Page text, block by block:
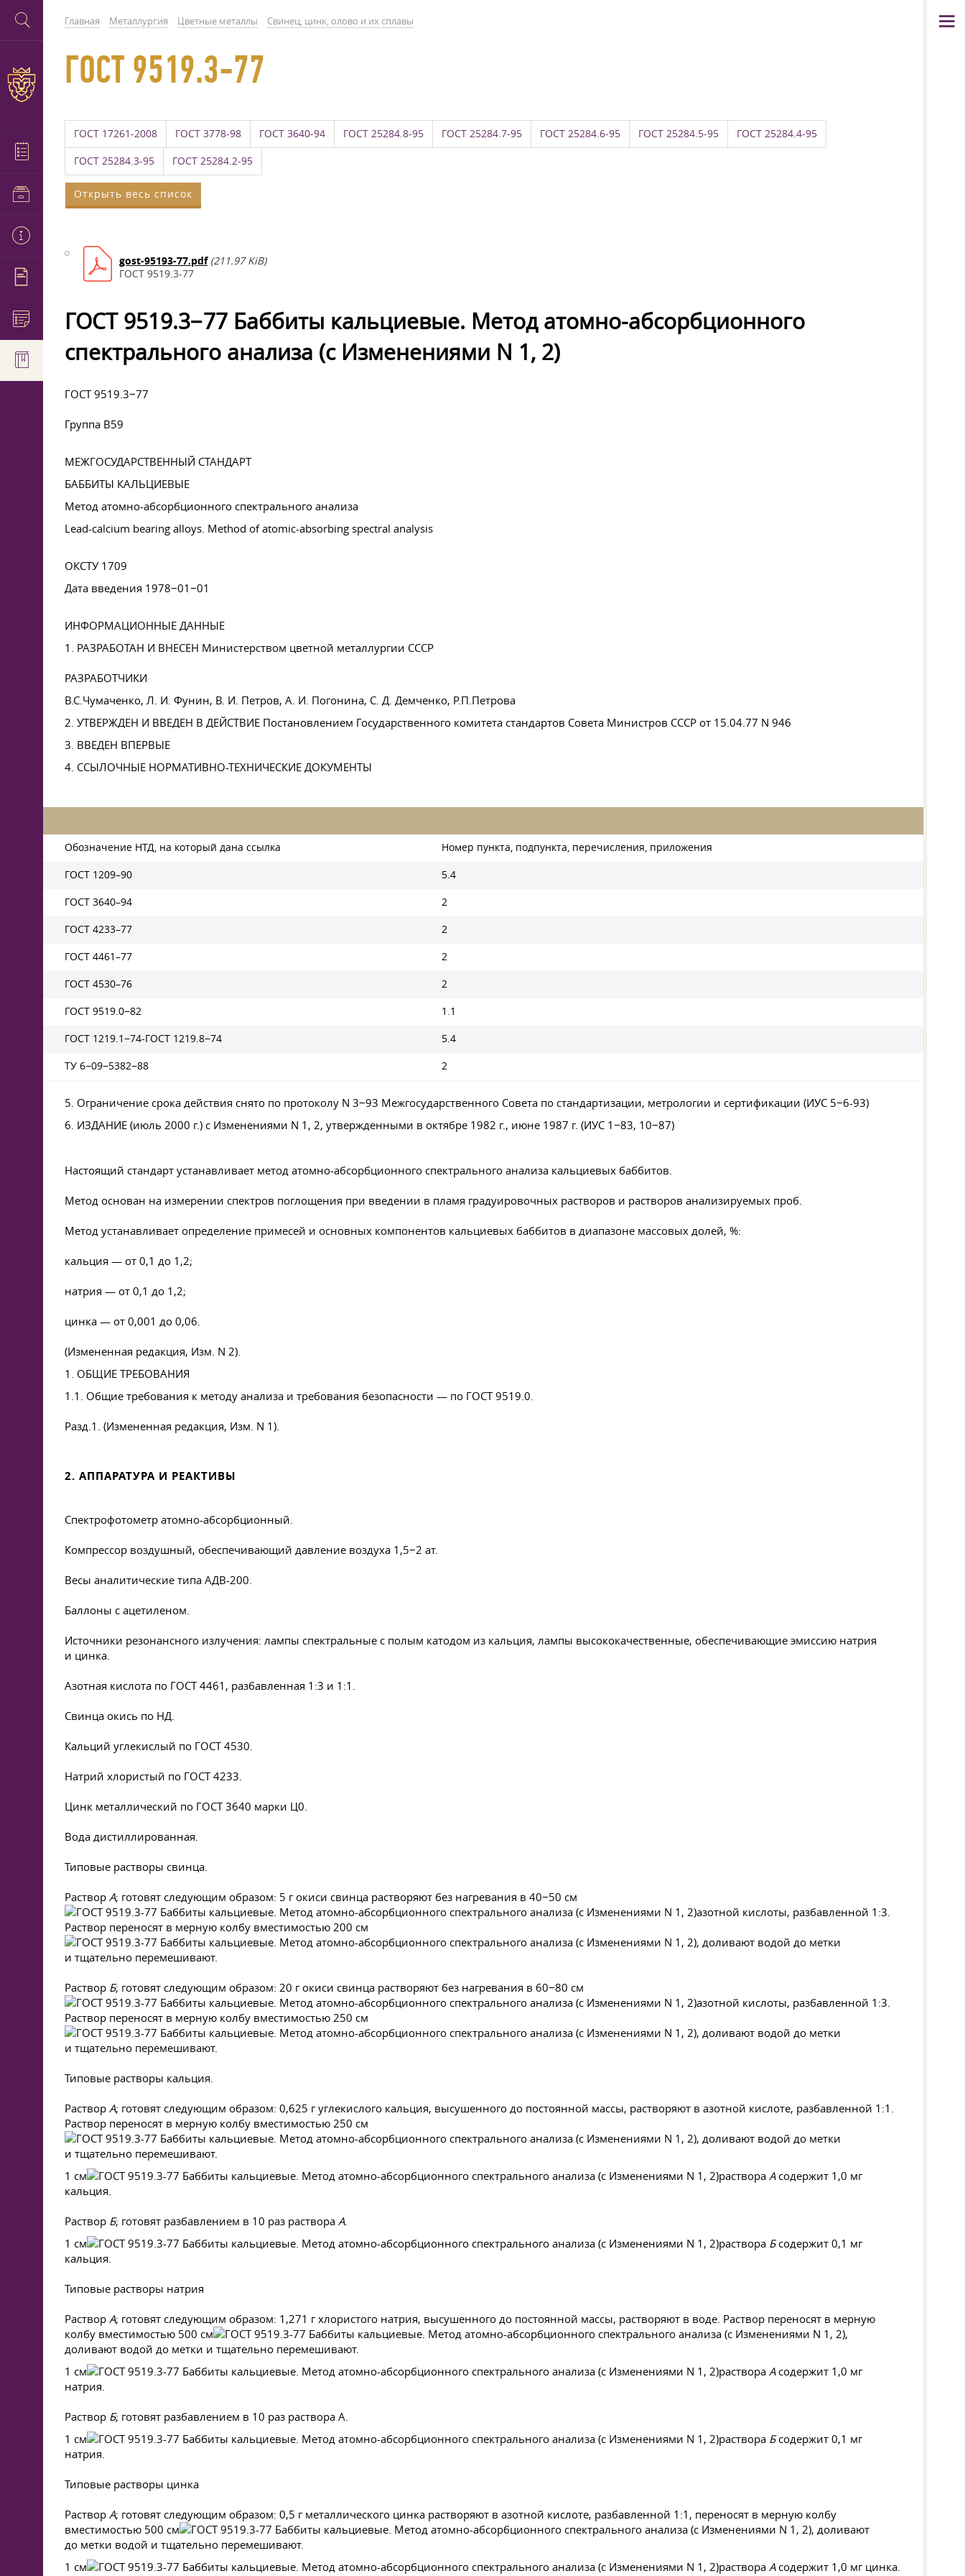
Главная Металлургия Цветные металлы Свинец, цинк, олово и их сплавы
ГОСТ 9519.3-77
ГОСТ 17261-2008 ГОСТ 3778-98 ГОСТ 3640-94 ГОСТ 25284.8-95 ГОСТ 25284.7-95 ГОСТ 25284.6-95 ГОСТ 25284.5-95 ГОСТ 25284.4-95
ГОСТ 25284.3-95 ГОСТ 25284.2-95
Открыть весь список
gost-95193-77.pdf (211.97 KiB)
ГОСТ 9519.3-77
ГОСТ 9519.3−77 Баббиты кальциевые. Метод атомно-абсорбционного
спектрального анализа (с Изменениями N 1, 2)
ГОСТ 9519.3−77
Группа В59
МЕЖГОСУДАРСТВЕННЫЙ СТАНДАРТ
БАББИТЫ КАЛЬЦИЕВЫЕ
Метод атомно-абсорбционного спектрального анализа
Lead-calcium bearing alloys. Method of atomic-absorbing spectral analysis
ОКСТУ 1709
Дата введения 1978−01−01
ИНФОРМАЦИОННЫЕ ДАННЫЕ
1. РАЗРАБОТАН И ВНЕСЕН Министерством цветной металлургии СССР
РАЗРАБОТЧИКИ
B.C.Чумаченко, Л. И. Фунин, В. И. Петров, А. И. Погонина, С. Д. Демченко, Р.П.Петрова
2. УТВЕРЖДЕН И ВВЕДЕН В ДЕЙСТВИЕ Постановлением Государственного комитета стандартов Совета Министров СССР от 15.04.77 N 946
3. ВВЕДЕН ВПЕРВЫЕ
4. ССЫЛОЧНЫЕ НОРМАТИВНО-ТЕХНИЧЕСКИЕ ДОКУМЕНТЫ
Обозначение НТД, на который дана ссылка Номер пункта, подпункта, перечисления, приложения
ГОСТ 1209–90 5.4
ГОСТ 3640–94 2
ГОСТ 4233–77 2
ГОСТ 4461–77 2
ГОСТ 4530–76 2
ГОСТ 9519.0−82 1.1
ГОСТ 1219.1−74-ГОСТ 1219.8−74 5.4
ТУ 6−09−5382−88 2
5. Ограничение срока действия снято по протоколу N 3−93 Межгосударственного Совета по стандартизации, метрологии и сертификации (ИУС 5−6-93)
6. ИЗДАНИЕ (июль 2000 г.) с Изменениями N 1, 2, утвержденными в октябре 1982 г., июне 1987 г. (ИУС 1−83, 10−87)
Настоящий стандарт устанавливает метод атомно-абсорбционного спектрального анализа кальциевых баббитов.
Метод основан на измерении спектров поглощения при введении в пламя градуировочных растворов и растворов анализируемых проб.
Метод устанавливает определение примесей и основных компонентов кальциевых баббитов в диапазоне массовых долей, %:
кальция — от 0,1 до 1,2;
натрия — от 0,1 до 1,2;
цинка — от 0,001 до 0,06.
(Измененная редакция, Изм. N 2).
1. ОБЩИЕ ТРЕБОВАНИЯ
1.1. Общие требования к методу анализа и требования безопасности — по ГОСТ 9519.0.
Разд.1. (Измененная редакция, Изм. N 1).
2. АППАРАТУРА И РЕАКТИВЫ
Спектрофотометр атомно-абсорбционный.
Компрессор воздушный, обеспечивающий давление воздуха 1,5−2 ат.
Весы аналитические типа АДВ-200.
Баллоны с ацетиленом.
Источники резонансного излучения: лампы спектральные с полым катодом из кальция, лампы высококачественные, обеспечивающие эмиссию натрия
и цинка.
Азотная кислота по ГОСТ 4461 , разбавленная 1:3 и 1:1.
Свинца окись по НД.
Кальций углекислый по ГОСТ 4530.
Натрий хлористый по ГОСТ 4233.
Цинк металлический по ГОСТ 3640 марки Ц0.
Вода дистиллированная.
Типовые растворы свинца.
Раствор А; готовят следующим образом: 5 г окиси свинца растворяют без нагревания в 40−50 см
азотной кислоты, разбавленной 1:3.
Раствор переносят в мерную колбу вместимостью 200 см
, доливают водой до метки
и тщательно перемешивают.
Раствор Б; готовят следующим образом: 20 г окиси свинца растворяют без нагревания в 60−80 см
азотной кислоты, разбавленной 1:3.
Раствор переносят в мерную колбу вместимостью 250 см
, доливают водой до метки
и тщательно перемешивают.
Типовые растворы кальция.
Раствор А; готовят следующим образом: 0,625 г углекислого кальция, высушенного до постоянной массы, растворяют в азотной кислоте, разбавленной 1:1.
Раствор переносят в мерную колбу вместимостью 250 см
, доливают водой до метки
и тщательно перемешивают.
1 см
раствора Асодержит 1,0 мг
кальция.
Раствор Б; готовят разбавлением в 10 раз раствора А.
1 см
раствора Бсодержит 0,1 мг
кальция.
Типовые растворы натрия
Раствор А; готовят следующим образом: 1,271 г хлористого натрия, высушенного до постоянной массы, растворяют в воде. Раствор переносят в мерную
колбу вместимостью 500 см
,
доливают водой до метки и тщательно перемешивают.
1 см
раствора Асодержит 1,0 мг
натрия.
Раствор Б; готовят разбавлением в 10 раз раствора А.
1 см
раствора Бсодержит 0,1 мг
натрия.
Типовые растворы цинка
Раствор А; готовят следующим образом: 0,5 г металлического цинка растворяют в азотной кислоте, разбавленной 1:1, переносят в мерную колбу
вместимостью 500 см
, доливают
до метки водой и тщательно перемешивают.
1 см
раствора Асодержит 1,0 мг цинка.